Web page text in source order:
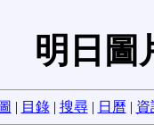
明日
| 目錄| 搜尋| 日曆 | 資